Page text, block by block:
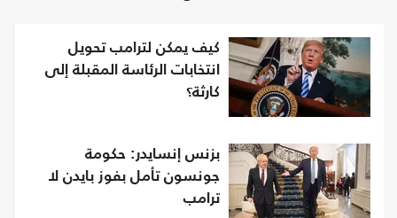
كيف يمكن لترامب تحويل
انتخابات الرئاسة المقبلة إلى
كارثة؟
بزنس إنسايدر: حكومة
جونسون تأمل بفوز بايدن لا
ترامب